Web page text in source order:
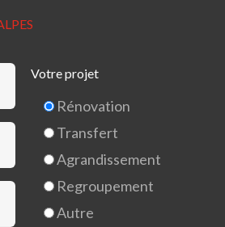
Votre projet
Rénovation
Transfert
Agrandissement
Regroupement
Autre